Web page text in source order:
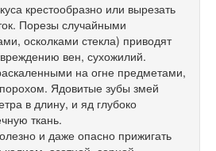
крестообразно или вырезать
Порезы случайными
осколками стекла) приводят
вен, сухожилий.
на огне предметами,
Ядовитые зубы змей
в длину, и яд глубоко
ткань.
и даже опасно прижигать